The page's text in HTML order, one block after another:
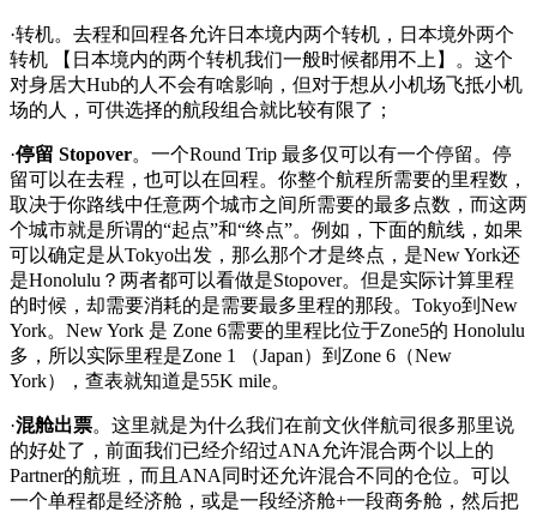
·转机。去程和回程各允许日本境内两个转机，日本境外两个
转机 【日本境内的两个转机我们一般时候都用不上】。这个
对身居大Hub的人不会有啥影响，但对于想从小机场飞抵小机
场的人，可供选择的航段组合就比较有限了；
·停留 Stopover。一个Round Trip 最多仅可以有一个停留。停
留可以在去程，也可以在回程。你整个航程所需要的里程数，
取决于你路线中任意两个城市之间所需要的最多点数，而这两
个城市就是所谓的“起点”和“终点”。例如，下面的航线，如果
可以确定是从Tokyo出发，那么那个才是终点，是New York还
是Honolulu？两者都可以看做是Stopover。但是实际计算里程
的时候，却需要消耗的是需要最多里程的那段。Tokyo到New
York。New York 是 Zone 6需要的里程比位于Zone5的 Honolulu
多，所以实际里程是Zone 1 （Japan）到Zone 6（New
York），查表就知道是55K mile。
·混舱出票。这里就是为什么我们在前文伙伴航司很多那里说
的好处了，前面我们已经介绍过ANA允许混合两个以上的
Partner的航班，而且ANA同时还允许混合不同的仓位。可以
一个单程都是经济舱，或是一段经济舱+一段商务舱，然后把